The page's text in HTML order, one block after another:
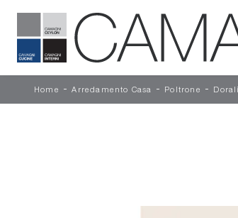
Home -Arredamento Casa - Poltrone -